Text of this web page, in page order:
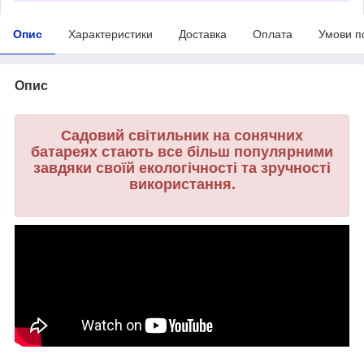
Опис Характеристики Доставка Оплата Умови
Опис
Садовий світильник на сонячних
батареях стають все більш популярними
завдяки своїй екологічності та зручності
використання.